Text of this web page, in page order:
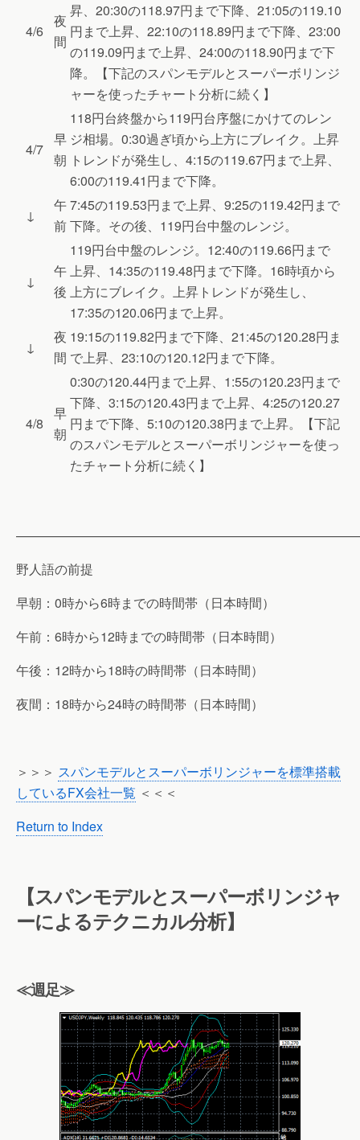
4/6
夜
間
昇、20:30の118.97円まで下降、21:05の119.10
円まで上昇、22:10の118.89円まで下降、23:00
の119.09円まで上昇、24:00の118.90円まで下
降。【下記のスパンモデルとスーパーボリンジ
ャーを使ったチャート分析に続く】
4/7
早
朝
118円台終盤から119円台序盤にかけてのレン
ジ相場。0:30過ぎ頃から上方にブレイク。上昇
トレンドが発生し、4:15の119.67円まで上昇、
6:00の119.41円まで下降。
↓
午
前
7:45の119.53円まで上昇、9:25の119.42円まで
下降。その後、119円台中盤のレンジ。
↓
午
後
119円台中盤のレンジ。12:40の119.66円まで
上昇、14:35の119.48円まで下降。16時頃から
上方にブレイク。上昇トレンドが発生し、
17:35の120.06円まで上昇。
↓
夜
間
19:15の119.82円まで下降、21:45の120.28円ま
で上昇、23:10の120.12円まで下降。
4/8
早
朝
0:30の120.44円まで上昇、1:55の120.23円まで
下降、3:15の120.43円まで上昇、4:25の120.27
円まで下降、5:10の120.38円まで上昇。【下記
のスパンモデルとスーパーボリンジャーを使っ
たチャート分析に続く】
野人語の前提
早朝：0時から6時までの時間帯（日本時間）
午前：6時から12時までの時間帯（日本時間）
午後：12時から18時の時間帯（日本時間）
夜間：18時から24時の時間帯（日本時間）
＞＞＞ スパンモデルとスーパーボリンジャーを標準搭載
しているFX会社一覧 ＜＜＜
Return to Index
【スパンモデルとスーパーボリンジャ
ーによるテクニカル分析】
≪週足≫